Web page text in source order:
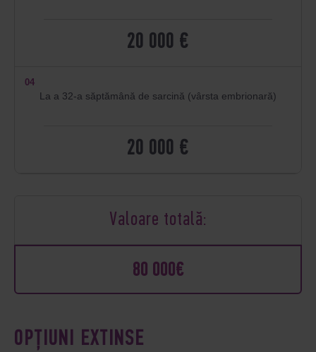
20 000 €
04
La a 32-a săptămână de sarcină (vârsta embrionară)
20 000 €
Valoare totală:
80 000€
OPȚIUNI EXTINSE